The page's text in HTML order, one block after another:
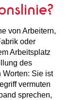
von Arbeitern,
oder
Arbeitsplatz
des
Worten: Sie ist
vermuten
sprechen,